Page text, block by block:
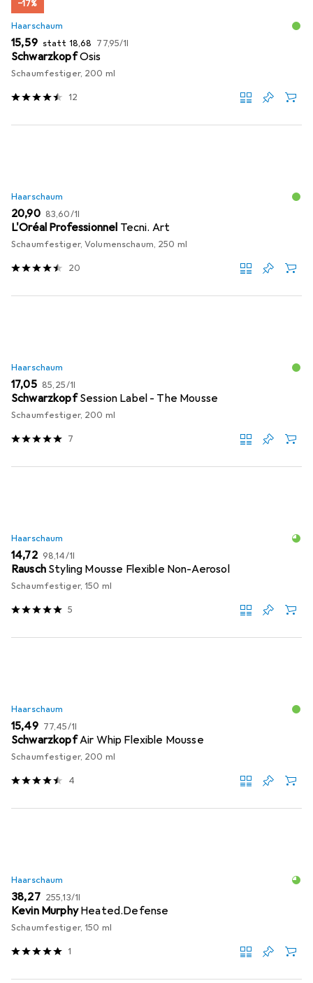
−17%
Haarschaum
EUR
15,59 statt EUR
18,68 EUR
77,95/1l
SchwarzkopfOsis
Schaumfestiger, 200 ml
12
Haarschaum
EUR
20,90 EUR
83,60/1l
L'Oréal Professionnel Tecni. Art
Schaumfestiger, Volumenschaum, 250 ml
20
Haarschaum
EUR
17,05 EUR
85,25/1l
Schwarzkopf Session Label - The Mousse
Schaumfestiger, 200 ml
7
Haarschaum
EUR
14,72 EUR
98,14/1l
Rausch Styling Mousse Flexible Non-Aerosol
Schaumfestiger, 150 ml
5
Haarschaum
EUR
15,49 EUR
77,45/1l
SchwarzkopfAir Whip Flexible Mousse
Schaumfestiger, 200 ml
4
Haarschaum
EUR
38,27 EUR
255,13/1l
Kevin Murphy Heated.Defense
Schaumfestiger, 150 ml
1